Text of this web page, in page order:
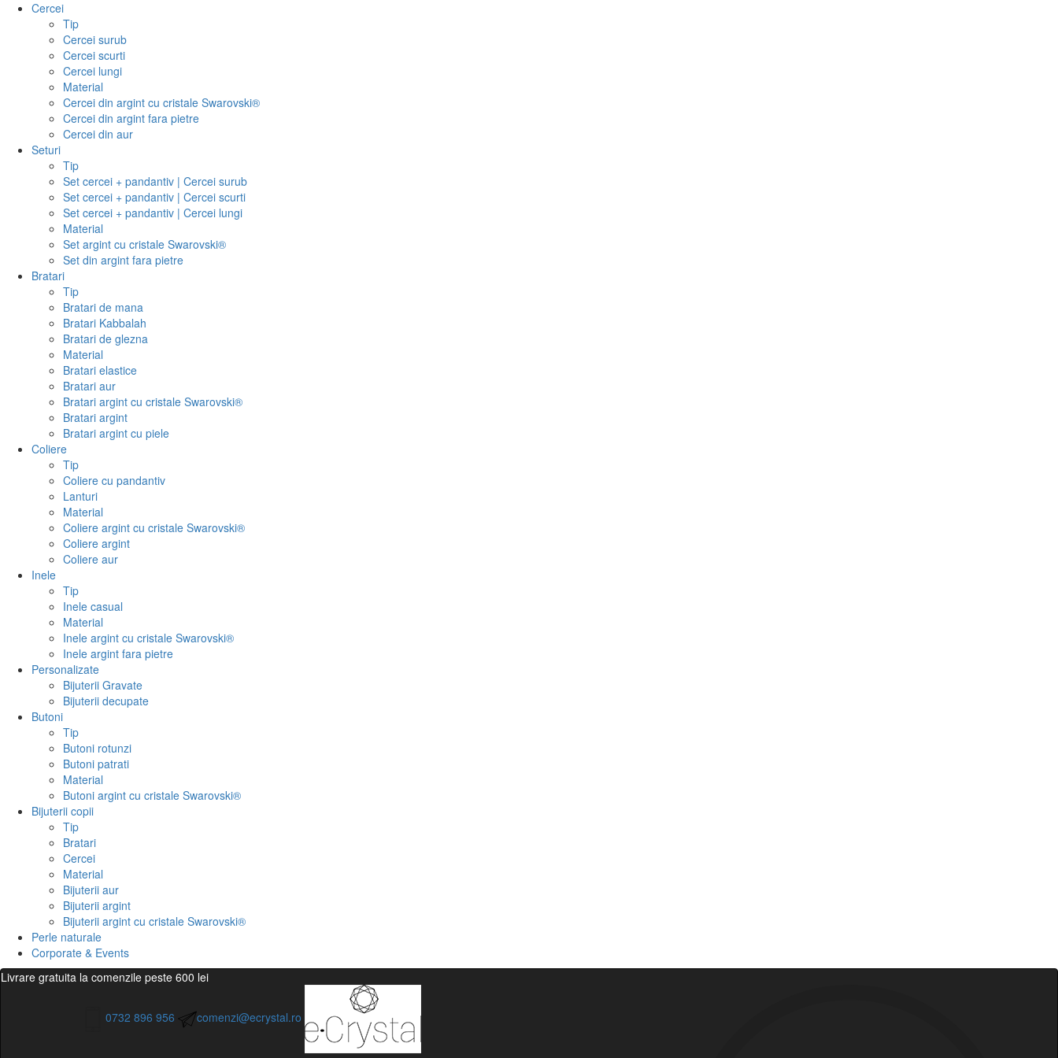
Cercei
Tip
Cercei surub
Cercei scurti
Cercei lungi
Material
Cercei din argint cu cristale Swarovski®
Cercei din argint fara pietre
Cercei din aur
Seturi
Tip
Set cercei + pandantiv | Cercei surub
Set cercei + pandantiv | Cercei scurti
Set cercei + pandantiv | Cercei lungi
Material
Set argint cu cristale Swarovski®
Set din argint fara pietre
Bratari
Tip
Bratari de mana
Bratari Kabbalah
Bratari de glezna
Material
Bratari elastice
Bratari aur
Bratari argint cu cristale Swarovski®
Bratari argint
Bratari argint cu piele
Coliere
Tip
Coliere cu pandantiv
Lanturi
Material
Coliere argint cu cristale Swarovski®
Coliere argint
Coliere aur
Inele
Tip
Inele casual
Material
Inele argint cu cristale Swarovski®
Inele argint fara pietre
Personalizate
Bijuterii Gravate
Bijuterii decupate
Butoni
Tip
Butoni rotunzi
Butoni patrati
Material
Butoni argint cu cristale Swarovski®
Bijuterii copii
Tip
Bratari
Cercei
Material
Bijuterii aur
Bijuterii argint
Bijuterii argint cu cristale Swarovski®
Perle naturale
Corporate & Events
Livrare gratuita la comenzile peste 600 lei
0732 896 956 comenzi@ecrystal.ro